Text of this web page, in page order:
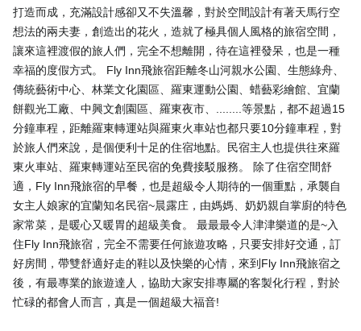
打造而成，充滿設計感卻又不失溫馨，對於空間設計有著天馬行空
想法的兩夫妻，創造出的花火，造就了極具個人風格的旅宿空間，
讓來這裡渡假的旅人們，完全不想離開，待在這裡發呆，也是一種
幸福的度假方式。 Fly Inn飛旅宿距離冬山河親水公園、生態綠舟、
傳統藝術中心、林業文化園區、羅東運動公園、蜡藝彩繪館、宜蘭
餅觀光工廠、中興文創園區、羅東夜市、........等景點，都不超過15
分鐘車程，距離羅東轉運站與羅東火車站也都只要10分鐘車程，對
於旅人們來說，是個便利十足的住宿地點。民宿主人也提供往來羅
東火車站、羅東轉運站至民宿的免費接駁服務。 除了住宿空間舒
適，Fly Inn飛旅宿的早餐，也是超級令人期待的一個重點，承襲自
女主人娘家的宜蘭知名民宿~晨露庄，由媽媽、奶奶親自掌廚的特色
家常菜，是暖心又暖胃的超級美食。 最最最令人津津樂道的是~入
住Fly Inn飛旅宿，完全不需要任何旅遊攻略，只要安排好交通，訂
好房間，帶雙舒適好走的鞋以及快樂的心情，來到Fly Inn飛旅宿之
後，有最專業的旅遊達人，協助大家安排專屬的客製化行程，對於
忙碌的都會人而言，真是一個超級大福音!